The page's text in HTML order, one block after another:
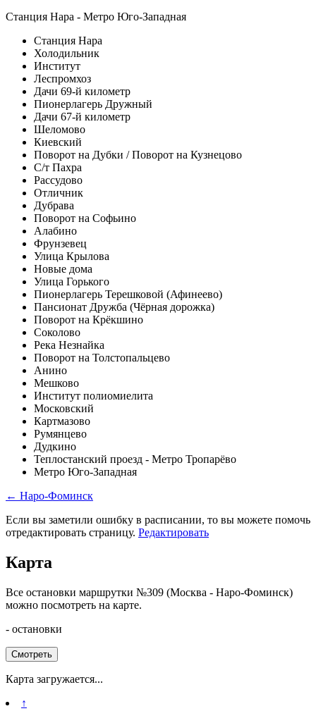
Станция Нара - Метро Юго-Западная
Станция Нара
Холодильник
Институт
Леспромхоз
Дачи 69-й километр
Пионерлагерь Дружный
Дачи 67-й километр
Шеломово
Киевский
Поворот на Дубки / Поворот на Кузнецово
С/т Пахра
Рассудово
Отличник
Дубрава
Поворот на Софьино
Алабино
Фрунзевец
Улица Крылова
Новые дома
Улица Горького
Пионерлагерь Терешковой (Афинеево)
Пансионат Дружба (Чёрная дорожка)
Поворот на Крёкшино
Соколово
Река Незнайка
Поворот на Толстопальцево
Анино
Мешково
Институт полиомиелита
Московский
Картмазово
Румянцево
Дудкино
Теплостанский проезд - Метро Тропарёво
Метро Юго-Западная
← Наро-Фоминск
Если вы заметили ошибку в расписании, то вы можете помочь
отредактировать страницу. Редактировать
Карта
Все остановки маршрутки №309 (Москва - Наро-Фоминск)
можно посмотреть на карте.
- остановки
Смотреть
Карта загружается...
↑